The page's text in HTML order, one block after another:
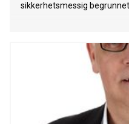
sikkerhetsmessig